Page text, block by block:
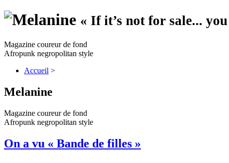
« If it’s not for sale...
Magazine coureur de fond
Afropunk negropolitan style
Accueil >
Melanine
Magazine coureur de fond
Afropunk negropolitan style
On a vu « Bande de filles »